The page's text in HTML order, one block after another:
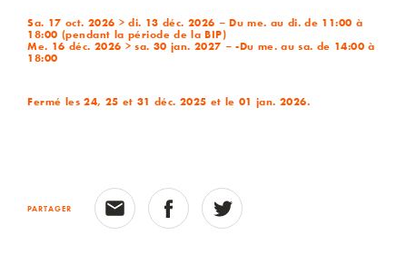
Sa. 17 oct. 2026 > di. 13 déc. 2026 – Du me. au di. de 11:00 à
18:00 (pendant la période de la BIP)
Me. 16 déc. 2026 > sa. 30 jan. 2027 – -Du me. au sa. de 14:00 à
18:00
Fermé les 24, 25 et 31 déc. 2025 et le 01 jan. 2026.
PARTAGER